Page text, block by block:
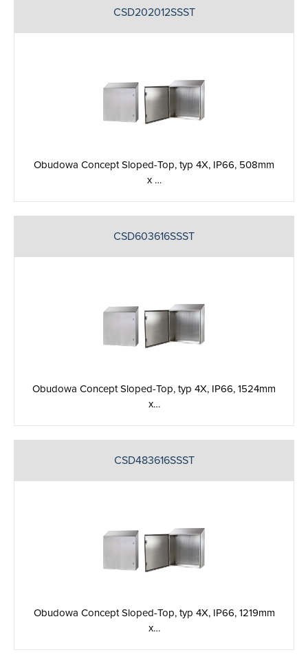
CSD202012SSST
Obudowa Concept Sloped-Top, typ 4X, IP66, 508mm
x …
CSD603616SSST
Obudowa Concept Sloped-Top, typ 4X, IP66, 1524mm
x…
CSD483616SSST
Obudowa Concept Sloped-Top, typ 4X, IP66, 1219mm
x…